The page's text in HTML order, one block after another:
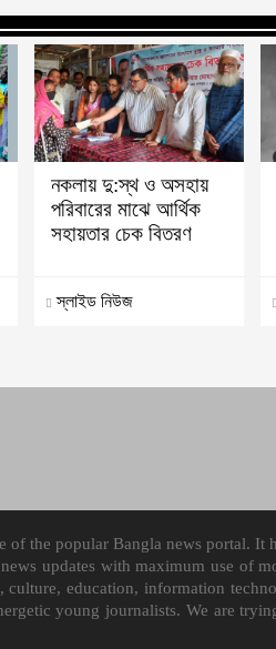
নকলায় দু:স্থ ও অসহায়
পরিবারের মাঝে আর্থিক
সহায়তার চেক বিতরণ
স্লাইড নিউজ
of the popular Bangla news portal.
updates with maximum use of
culture, education, information
young journalists. We are